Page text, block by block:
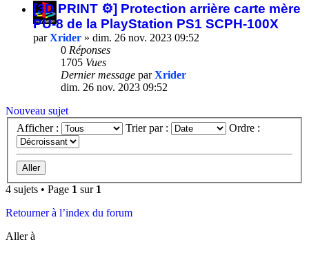
[3D PRINT ⚙️] Protection arrière carte mère
PU-8 de la PlayStation PS1 SCPH-100X
parXrider » dim. 26 nov. 2023 09:52
0 Réponses
1705 Vues
Dernier message parXrider
dim. 26 nov. 2023 09:52
Nouveau sujet
Afficher :
Trier par : Ordre :
4 sujets • Page 1 sur 1
Retourner à l’index du forum
Aller à